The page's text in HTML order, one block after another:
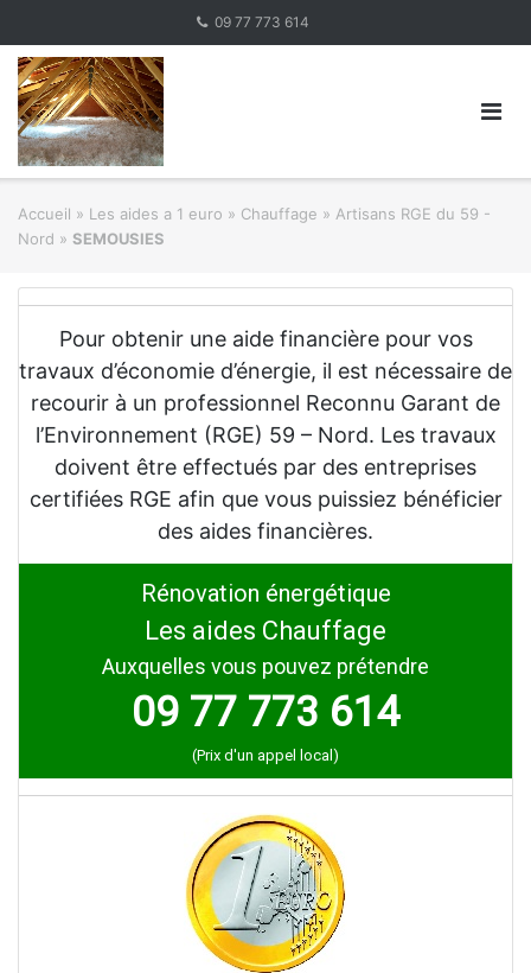
content
09 77 773 614
Accueil » Les aides a 1 euro » Chauffage » Artisans RGE du 59 -
Nord » SEMOUSIES
Pour obtenir une aide financière pour vos
travaux d’économie d’énergie, il est nécessaire de
recourir à un professionnel Reconnu Garant de
l’Environnement (RGE) 59 – Nord. Les travaux
doivent être effectués par des entreprises
certifiées RGE afin que vous puissiez bénéficier
des aides financières.
Rénovation énergétique
Les aides Chauffage
Auxquelles vous pouvez prétendre
09 77 773 614
(Prix d'un appel local)